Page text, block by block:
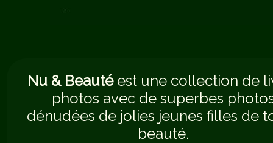
Nu & Beautéest une collection de
photos avec de superbes
dénudées de jolies jeunes filles de
beauté.